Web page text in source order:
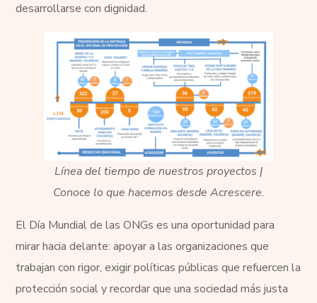
desarrollarse con dignidad.
Línea del tiempo de nuestros proyectos |
Conoce lo que hacemos desde Acrescere.
El Día Mundial de las ONGs es una oportunidad para
mirar hacia delante: apoyar a las organizaciones que
trabajan con rigor, exigir políticas públicas que refuercen la
protección social y recordar que una sociedad más justa